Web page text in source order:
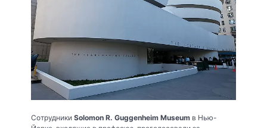
Сотрудники Solomon R. Guggenheim Museum в Нью-